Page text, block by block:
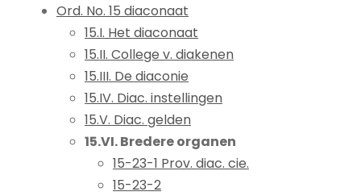
Ord. No. 15 diaconaat
15.I. Het diaconaat
15.II. College v. diakenen
15.III. De diaconie
15.IV. Diac. instellingen
15.V. Diac. gelden
15.VI. Bredere organen
15-23-1 Prov. diac. cie.
15-23-2